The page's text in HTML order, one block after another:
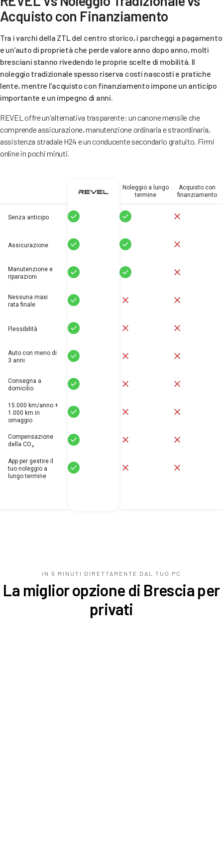
Acquisto con Finanziamento
Tra i varchi della ZTL del centro storico, i parcheggi a pagamento
e un'auto di proprietà che perde valore anno dopo anno, molti
bresciani stanno rivedendo le proprie scelte di mobilità. Il
noleggio tradizionale spesso riserva costi nascosti e pratiche
lente, mentre l'acquisto con finanziamento impone un anticipo
importante e un impegno di anni.
REVEL offre un'alternativa trasparente: un canone mensile che
comprende assicurazione, manutenzione ordinaria e straordinaria,
assistenza stradale H24 e un conducente secondario gratuito. Firmi
online in pochi minuti.
Noleggio a lungo
termine
Acquisto con
finanziamento
Senza anticipo Sí Sí
Assicurazione Sí Sí
Manutenzione e
riparazioni
Sí Sí
Nessuna maxi
rata finale
Sí
Flessibilità Sí
Auto con meno di
3 anni
Sí
Consegna a
domicilio
Sí
15.000 km/anno +
1.000 km in
omaggio
Sí
Compensazione
della CO₂
Sí
App per gestire il
tuo noleggio a
lungo termine
Sí
IN 5 MINUTI DIRETTAMENTE DAL TUO PC
La miglior opzione di Brescia per
privati